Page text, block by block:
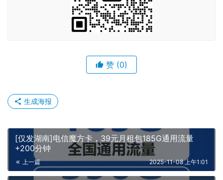
赞 (0)
生成海报
[仅发湖南]电信魔方卡，39元月租包185G通用流量
+200分钟
上一篇 2025-11-08 上午1:01